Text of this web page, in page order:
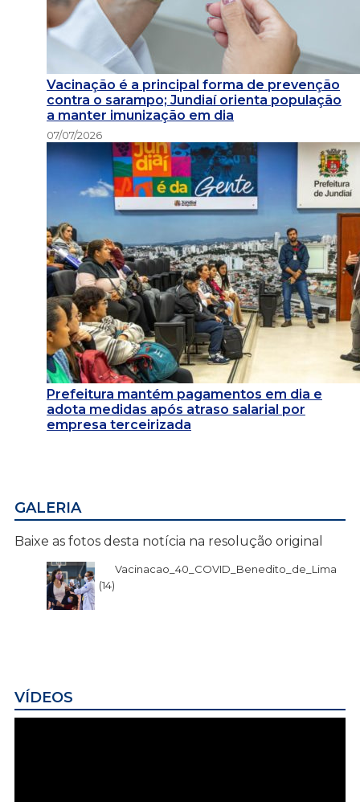
Vacinação é a principal forma de prevenção
contra o sarampo; Jundiaí orienta população
a manter imunização em dia
07/07/2026
Prefeitura mantém pagamentos em dia e
adota medidas após atraso salarial por
empresa terceirizada
GALERIA
Baixe as fotos desta notícia na resolução original
Vacinacao_40_COVID_Benedito_de_Lima
(14)
VÍDEOS